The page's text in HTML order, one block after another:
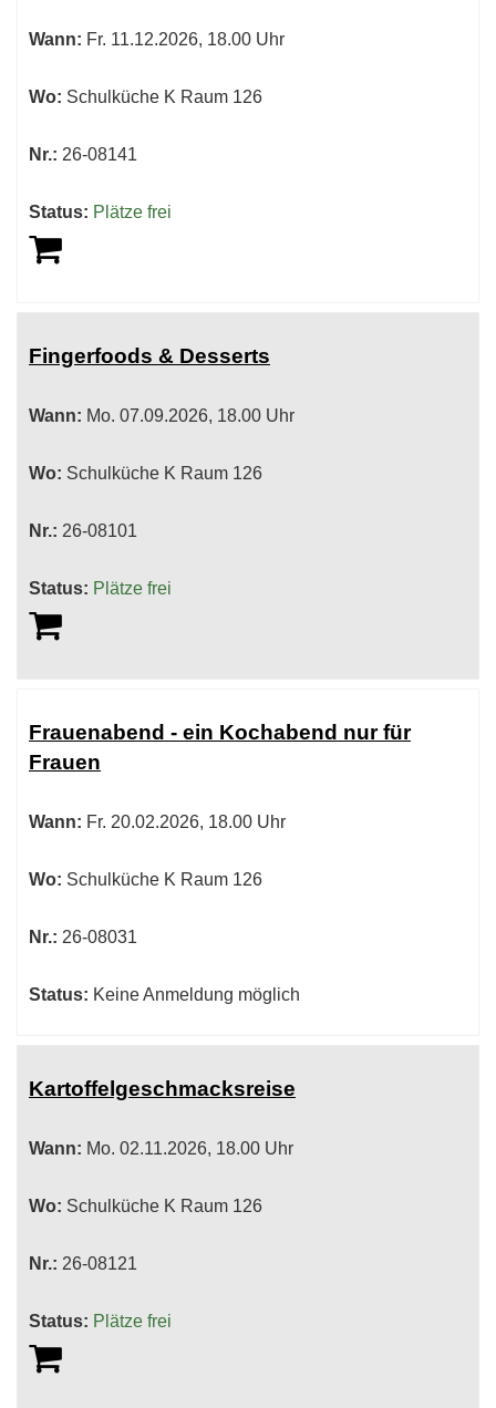
Wann: Fr. 11.12.2026, 18.00 Uhr
Wo: Schulküche K Raum 126
Nr.: 26-08141
Status: Plätze frei
Fingerfoods & Desserts
Wann: Mo. 07.09.2026, 18.00 Uhr
Wo: Schulküche K Raum 126
Nr.: 26-08101
Status: Plätze frei
Frauenabend - ein Kochabend nur für
Frauen
Wann: Fr. 20.02.2026, 18.00 Uhr
Wo: Schulküche K Raum 126
Nr.: 26-08031
Status: Keine Anmeldung möglich
Kartoffelgeschmacksreise
Wann: Mo. 02.11.2026, 18.00 Uhr
Wo: Schulküche K Raum 126
Nr.: 26-08121
Status: Plätze frei